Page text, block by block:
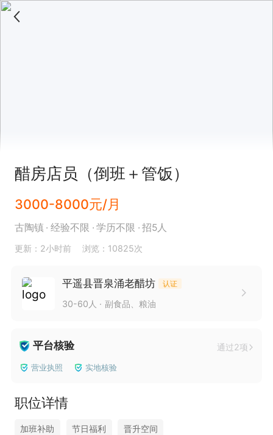
醋房店员（倒班＋管饭）
3000-8000元/月
古陶镇 经验不限 学历不限 招5人
更新：2小时前 浏览：10825次
平遥县晋泉涌老醋坊 认证
30-60人 副食品、粮油
平台核验 通过2项
营业执照 实地核验
职位详情
加班补助 节日福利 晋升空间